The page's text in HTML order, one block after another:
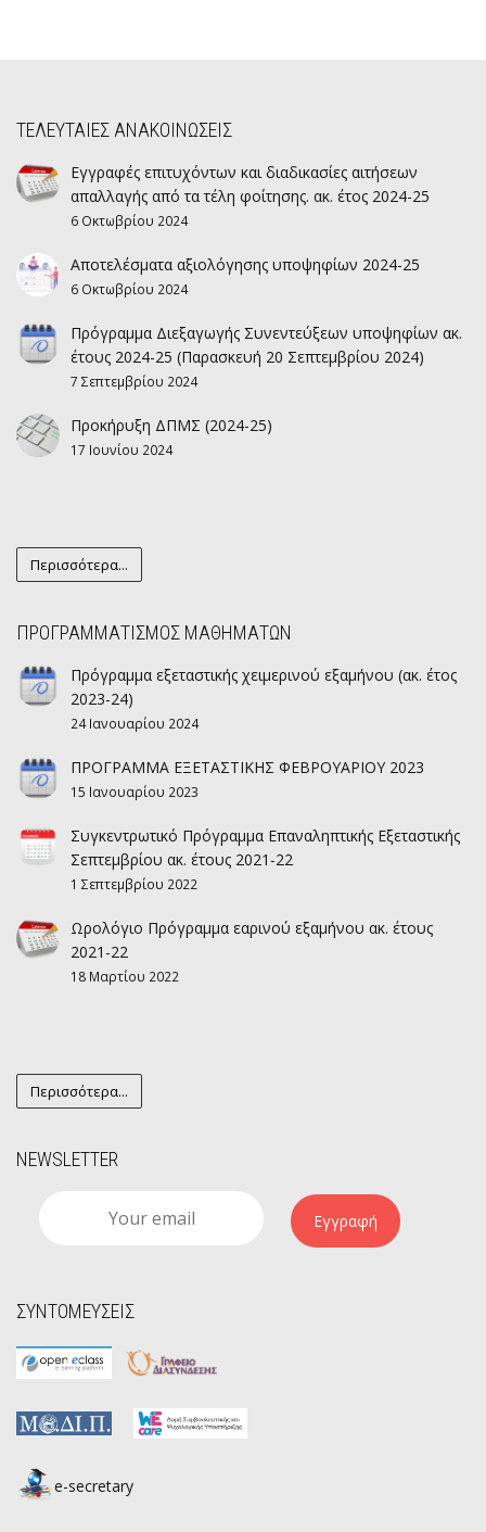
ΤΕΛΕΥΤΑΙΕΣ ΑΝΑΚΟΙΝΩΣΕΙΣ
Εγγραφές επιτυχόντων και διαδικασίες αιτήσεων
απαλλαγής από τα τέλη φοίτησης. ακ. έτος 2024-25
6 Οκτωβρίου 2024
Αποτελέσματα αξιολόγησης υποψηφίων 2024-25
6 Οκτωβρίου 2024
Πρόγραμμα Διεξαγωγής Συνεντεύξεων υποψηφίων ακ.
έτους 2024-25 (Παρασκευή 20 Σεπτεμβρίου 2024)
7 Σεπτεμβρίου 2024
Προκήρυξη ΔΠΜΣ (2024-25)
17 Ιουνίου 2024
Περισσότερα...
ΠΡΟΓΡΑΜΜΑΤΙΣΜΟΣ ΜΑΘΗΜΑΤΩΝ
Πρόγραμμα εξεταστικής χειμερινού εξαμήνου (ακ. έτος
2023-24)
24 Ιανουαρίου 2024
ΠΡΟΓΡΑΜΜΑ ΕΞΕΤΑΣΤΙΚΗΣ ΦΕΒΡΟΥΑΡΙΟΥ 2023
15 Ιανουαρίου 2023
Συγκεντρωτικό Πρόγραμμα Επαναληπτικής Εξεταστικής
Σεπτεμβρίου ακ. έτους 2021-22
1 Σεπτεμβρίου 2022
Ωρολόγιο Πρόγραμμα εαρινού εξαμήνου ακ. έτους
2021-22
18 Μαρτίου 2022
Περισσότερα...
NEWSLETTER
Εγγραφή
ΣΥΝΤΟΜΕΥΣΕΙΣ
e-secretary